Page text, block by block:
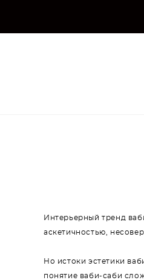
Интерьерный тренд
аскетичностью,
Но истоки эстетики
понятие ваби-саби